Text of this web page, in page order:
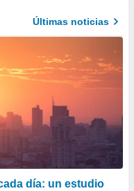
Últimas noticias
día: un estudio